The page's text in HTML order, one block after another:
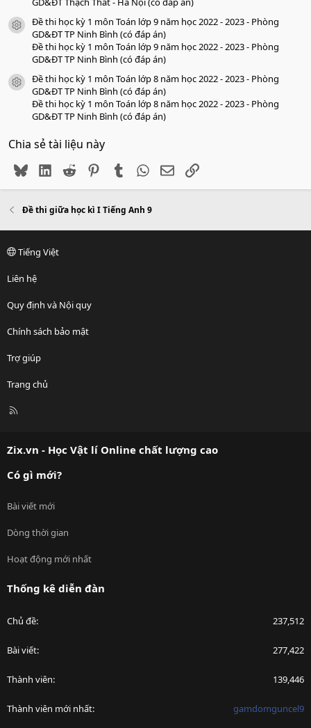
icon tài liệu
Đề thi học kỳ 1 môn Toán lớp 9 năm học 2022 - 2023 - Phòng
GD&ĐT TP Ninh Bình (có đáp án)
Đề thi học kỳ 1 môn Toán lớp 9 năm học 2022 - 2023 - Phòng
GD&ĐT TP Ninh Bình (có đáp án)
icon tài liệu
Đề thi học kỳ 1 môn Toán lớp 8 năm học 2022 - 2023 - Phòng
GD&ĐT TP Ninh Bình (có đáp án)
Đề thi học kỳ 1 môn Toán lớp 8 năm học 2022 - 2023 - Phòng
GD&ĐT TP Ninh Bình (có đáp án)
Chia sẻ tài liệu này
BlueskyLinkedIn
Reddit PinterestTumblr WhatsApp
EmailLink
Đề thi giữa học kì I Tiếng Anh 9
Tiếng Việt
Liên hệ
Quy định và Nội quy
Chính sách bảo mật
Trợ giúp
Trang chủ
R
Zix.vn - Học Vật lí Online chất lượng cao
Có gì mới?
Bài viết mới
Dòng thời gian
Hoạt động mới nhất
Thống kê diễn đàn
Chủ đề 237,512
Bài viết 277,422
Thành viên 139,446
Thành viên mới nhất gamdomguncel9